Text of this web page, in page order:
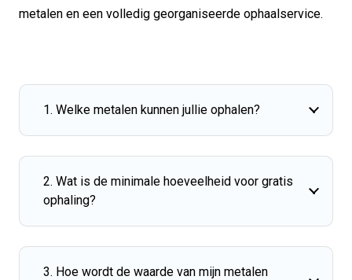
metalen en een volledig georganiseerde ophaalservice.
1. Welke metalen kunnen jullie ophalen?
2. Wat is de minimale hoeveelheid voor gratis
ophaling?
3. Hoe wordt de waarde van mijn metalen